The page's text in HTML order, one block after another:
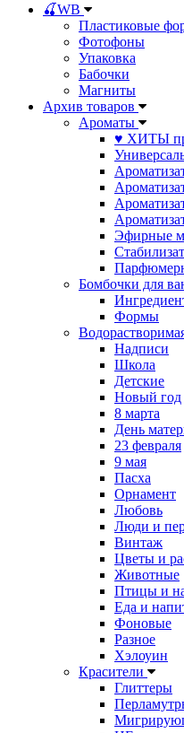
🍒WB
Пластиковые
Фотофоны
Упаковка
Бабочки
Магниты
Архив товаров
Ароматы
♥ ХИТЫ
Эфирные
Бомбочки для
Формы
Надписи
Школа
Детские
Новый год
8 марта
День
23 февраля
9 мая
Пасха
Орнамент
Любовь
Люди и
Винтаж
Цветы и
Животные
Птицы и
Еда и
Фоновые
Разное
Хэлоуин
Красители
Глиттеры